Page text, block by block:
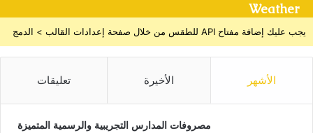
Weather
يجب عليك إضافة مفتاح API للطقس من خلال صفحة إعدادات القالب > الدمج
الأشهر الأخيرة تعليقات
مصروفات المدارس التجريبية والرسمية المتميزة